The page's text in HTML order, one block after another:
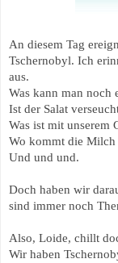
An diesem Tag
Tschernobyl. Ich
aus.
Was kann man noch
Ist der Salat
Was ist mit unserem
Wo kommt die Milch
Und und und.
Doch haben wir
sind immer noch
Also, Loide, chillt
Wir haben